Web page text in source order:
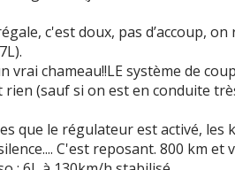
c'est doux, pas d’accoup,
vrai chameau!!LE système de
rien (sauf si on est en conduite
que le régulateur est activé, les
silence.... C'est reposant. 800 km